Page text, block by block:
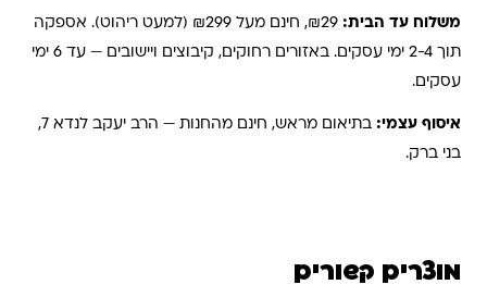
משלוח עד הבית: ₪29, חינם מעל ₪299 (למעט ריהוט). אספקה
תוך 2-4 ימי עסקים. באזורים רחוקים, קיבוצים ויישובים — עד 6 ימי
עסקים.
איסוף עצמי: בתיאום מראש, חינם מהחנות — הרב יעקב לנדא 7,
בני ברק.
מוצרים קשורים